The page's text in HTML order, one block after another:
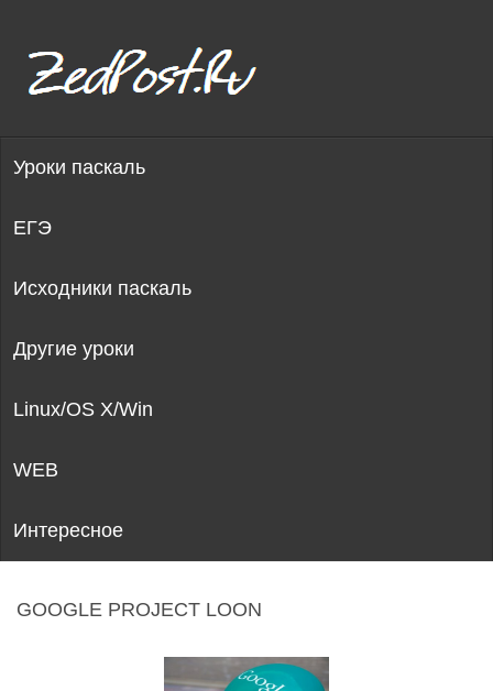
Уроки паскаль
ЕГЭ
Исходники паскаль
Другие уроки
Linux/OS X/Win
WEB
Интересное
GOOGLE PROJECT LOON